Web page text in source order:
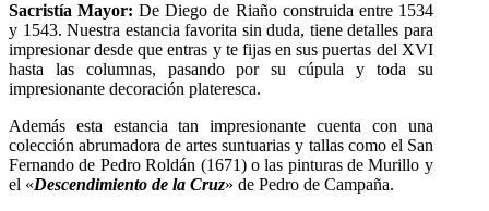
Sacristía Mayor: De Diego de Riaño construida entre 1534
y 1543. Nuestra estancia favorita sin duda, tiene detalles para
impresionar desde que entras y te fijas en sus puertas del XVI
hasta las columnas, pasando por su cúpula y toda su
impresionante decoración plateresca.
Además esta estancia tan impresionante cuenta con una
colección abrumadora de artes suntuarias y tallas como el San
Fernando de Pedro Roldán (1671) o las pinturas de Murillo y
el «Descendimiento de la Cruz» de Pedro de Campaña.